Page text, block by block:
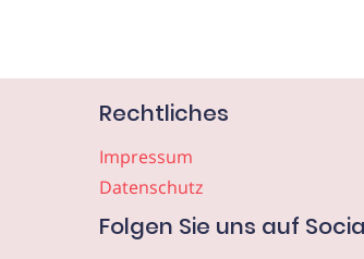
Rechtliches
Impressum
Datenschutz
Folgen Sie uns auf